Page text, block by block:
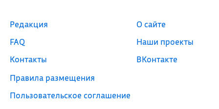
Редакция
FAQ
Контакты
Правила размещения
Пользовательское соглашение
О сайте
Наши проекты
ВКонтакте